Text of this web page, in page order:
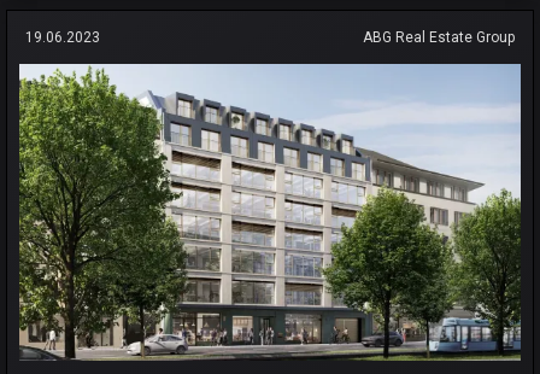
19.06.2023 ABG Real Estate Group